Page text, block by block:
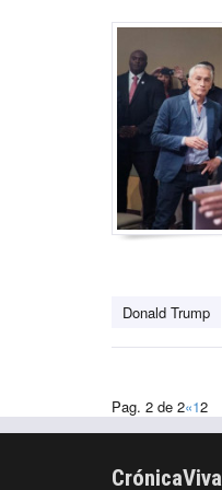
Donald Trump
Pag. 2 de 2«12
CrónicaViva